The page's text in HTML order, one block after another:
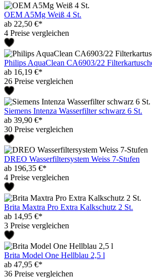
OEM A5Mg Weiß 4 St.
ab 22,50 €*
4 Preise vergleichen
Philips AquaClean CA6903/22
ab 16,19 €*
26 Preise vergleichen
Siemens Intenza Wasserfilter schwarz 6 St.
ab 39,90 €*
30 Preise vergleichen
DREO Wasserfiltersystem Weiss 7-Stufen
ab 196,35 €*
4 Preise vergleichen
Brita Maxtra Pro Extra Kalkschutz 2 St.
ab 14,95 €*
3 Preise vergleichen
Brita Model One Hellblau 2,5 l
ab 47,95 €*
36 Preise vergleichen